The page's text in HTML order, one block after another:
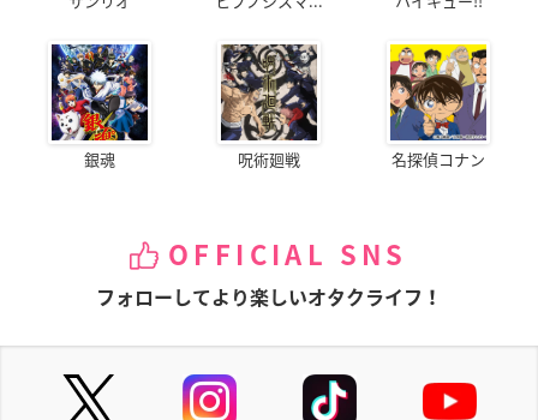
銀魂 呪術廻戦 名探偵コナン
OFFICIAL SNS
フォローしてより楽しいオタクライフ！